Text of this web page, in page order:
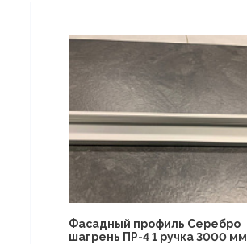
Фасадный профиль Серебро
шагрень ПР-4 1 ручка 3000 мм